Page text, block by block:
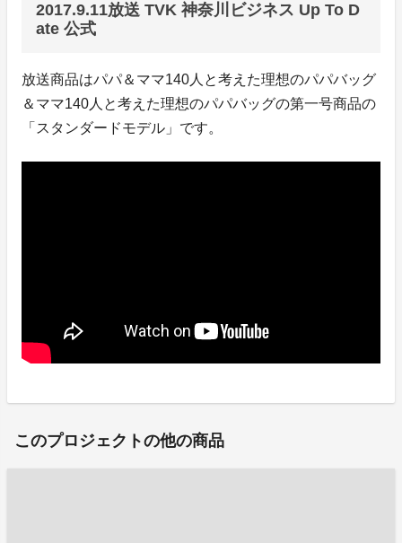
2017.9.11放送 TVK 神奈川ビジネス Up To D
ate 公式
放送商品はパパ＆ママ140人と考えた理想のパパバッグ
＆ママ140人と考えた理想のパパバッグの第一号商品の
「スタンダードモデル」です。
このプロジェクトの他の商品